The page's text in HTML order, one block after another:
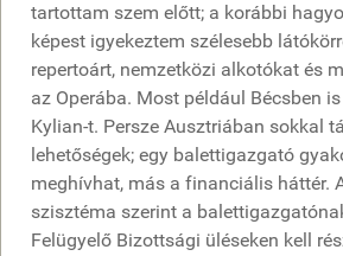
tartottam szem előtt; a korábbi
képest igyekeztem szélesebb
repertoárt, nemzetközi alkotókat és
az Operába. Most például Bécsben
Kylian-t. Persze Ausztriában sokkal
lehetőségek; egy balettigazgató
meghívhat, más a financiális háttér.
szisztéma szerint a
Felügyelő Bizottsági üléseken kell